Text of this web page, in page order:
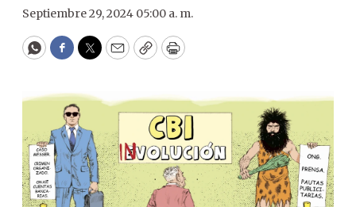
Septiembre 29, 2024 05:00 a. m.
WhatsApp
Facebook
Twitter
EmailCopyPrint